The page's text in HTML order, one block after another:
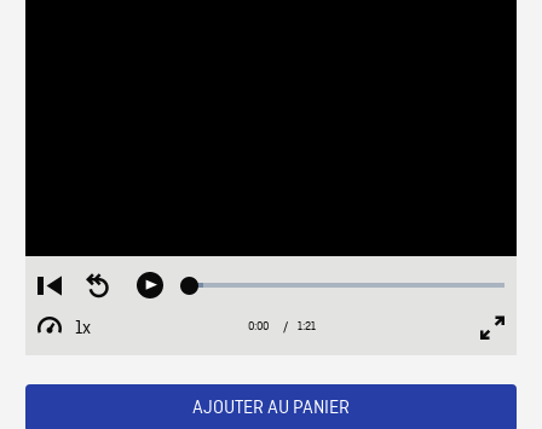
Restart
from
beginning
Seek
Play Loaded:
1x
Playback
Current
0:00 / Duration
1:21
AJOUTER AU PANIER